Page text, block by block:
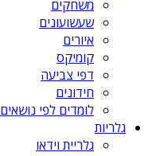
משחקים
שעשועונים
איורים
קומיקס
דפי צביעה
חידונים
לומדים לפי נושאים
גלריות
גלריית וידאו